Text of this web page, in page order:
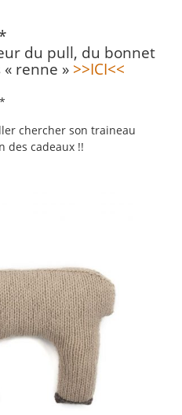
*
du pull, du bonnet
renne » >>ICI<<
*
chercher son traineau
des cadeaux !!